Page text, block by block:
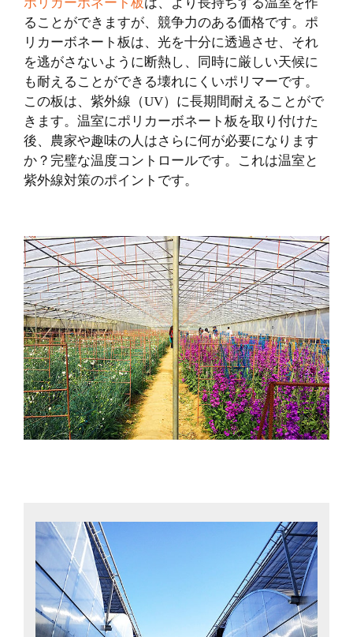
ることができますが、競争力のある価格です。ポ
リカーボネート板は、光を十分に透過させ、それ
を逃がさないように断熱し、同時に厳しい天候に
も耐えることができる壊れにくいポリマーです。
この板は、紫外線（UV）に長期間耐えることがで
きます。温室にポリカーボネート板を取り付けた
後、農家や趣味の人はさらに何が必要になります
か？完璧な温度コントロールです。これは温室と
紫外線対策のポイントです。